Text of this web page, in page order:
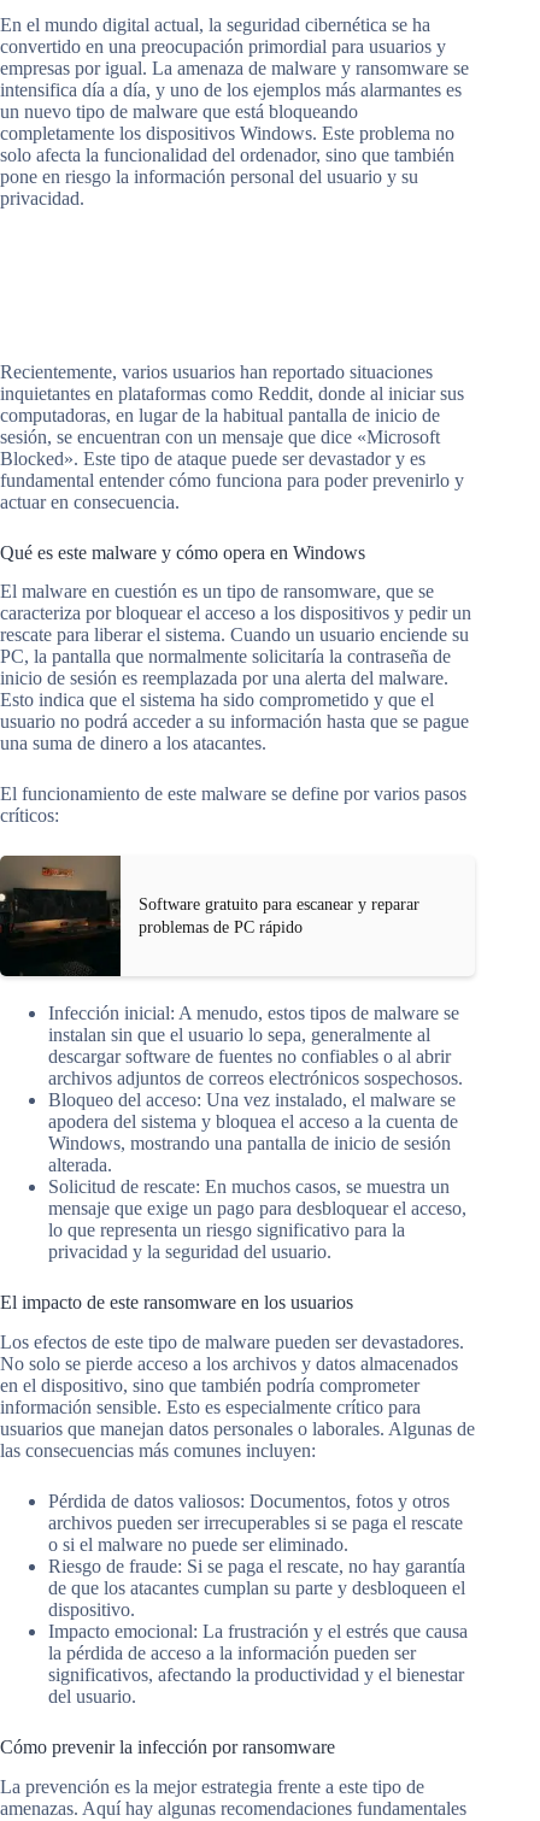
En el mundo digital actual, la seguridad cibernética se ha
convertido en una preocupación primordial para usuarios y
empresas por igual. La amenaza de malware y ransomware se
intensifica día a día, y uno de los ejemplos más alarmantes es
un nuevo tipo de malware que está bloqueando
completamente los dispositivos Windows. Este problema no
solo afecta la funcionalidad del ordenador, sino que también
pone en riesgo la información personal del usuario y su
privacidad.
Recientemente, varios usuarios han reportado situaciones
inquietantes en plataformas como Reddit, donde al iniciar sus
computadoras, en lugar de la habitual pantalla de inicio de
sesión, se encuentran con un mensaje que dice «Microsoft
Blocked». Este tipo de ataque puede ser devastador y es
fundamental entender cómo funciona para poder prevenirlo y
actuar en consecuencia.
Qué es este malware y cómo opera en Windows
El malware en cuestión es un tipo de ransomware, que se
caracteriza por bloquear el acceso a los dispositivos y pedir un
rescate para liberar el sistema. Cuando un usuario enciende su
PC, la pantalla que normalmente solicitaría la contraseña de
inicio de sesión es reemplazada por una alerta del malware.
Esto indica que el sistema ha sido comprometido y que el
usuario no podrá acceder a su información hasta que se pague
una suma de dinero a los atacantes.
El funcionamiento de este malware se define por varios pasos
críticos:
Software gratuito para escanear y reparar
problemas de PC rápido
Infección inicial: A menudo, estos tipos de malware se
instalan sin que el usuario lo sepa, generalmente al
descargar software de fuentes no confiables o al abrir
archivos adjuntos de correos electrónicos sospechosos.
Bloqueo del acceso: Una vez instalado, el malware se
apodera del sistema y bloquea el acceso a la cuenta de
Windows, mostrando una pantalla de inicio de sesión
alterada.
Solicitud de rescate: En muchos casos, se muestra un
mensaje que exige un pago para desbloquear el acceso,
lo que representa un riesgo significativo para la
privacidad y la seguridad del usuario.
El impacto de este ransomware en los usuarios
Los efectos de este tipo de malware pueden ser devastadores.
No solo se pierde acceso a los archivos y datos almacenados
en el dispositivo, sino que también podría comprometer
información sensible. Esto es especialmente crítico para
usuarios que manejan datos personales o laborales. Algunas de
las consecuencias más comunes incluyen:
Pérdida de datos valiosos: Documentos, fotos y otros
archivos pueden ser irrecuperables si se paga el rescate
o si el malware no puede ser eliminado.
Riesgo de fraude: Si se paga el rescate, no hay garantía
de que los atacantes cumplan su parte y desbloqueen el
dispositivo.
Impacto emocional: La frustración y el estrés que causa
la pérdida de acceso a la información pueden ser
significativos, afectando la productividad y el bienestar
del usuario.
Cómo prevenir la infección por ransomware
La prevención es la mejor estrategia frente a este tipo de
amenazas. Aquí hay algunas recomendaciones fundamentales